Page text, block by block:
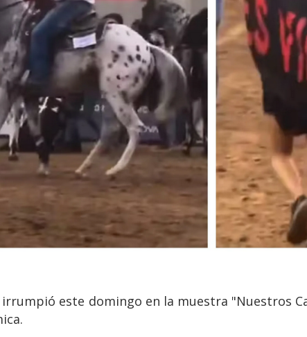
este domingo en la muestra "Nuestros